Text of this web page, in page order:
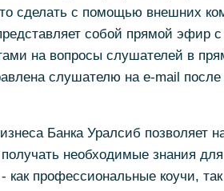
сделать с помощью внешних
собой прямой эфир
на вопросы слушателей в
слушателю на e-mail после
Банка Уралсиб позволяет
необходимые знания для
как профессиональные коучи,